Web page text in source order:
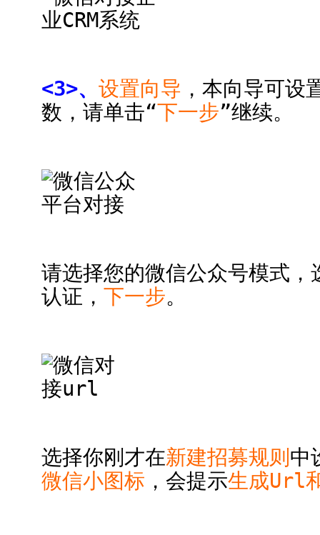
<3>、 设置向导 ，本向导可设
数，请单击“下一步”继续。
请选择您的微信公众号模式
认证， 下一步。
选择你刚才在新建招募规则 中
微信小图标 ，会提示生成Url